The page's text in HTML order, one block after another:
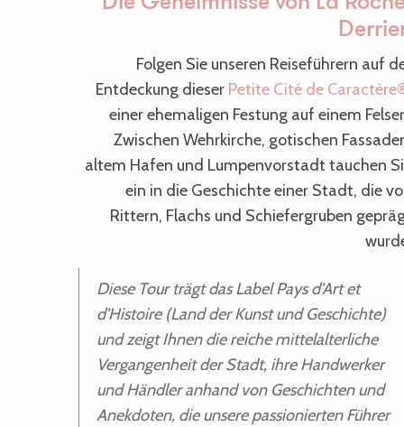
Folgen Sie unseren Reiseführern auf
Entdeckung dieser Petite Cité de
einer ehemaligen Festung auf einem
Zwischen Wehrkirche, gotischen
altem Hafen und Lumpenvorstadt tauchen
ein in die Geschichte einer Stadt, die
Rittern, Flachs und Schiefergruben
Diese Tour trägt das Label Pays d’Art et
d’Histoire (Land der Kunst und Geschichte)
und zeigt Ihnen die reiche mittelalterliche
Vergangenheit der Stadt, ihre Handwerker
und Händler anhand von Geschichten und
Anekdoten, die unsere passionierten Führer